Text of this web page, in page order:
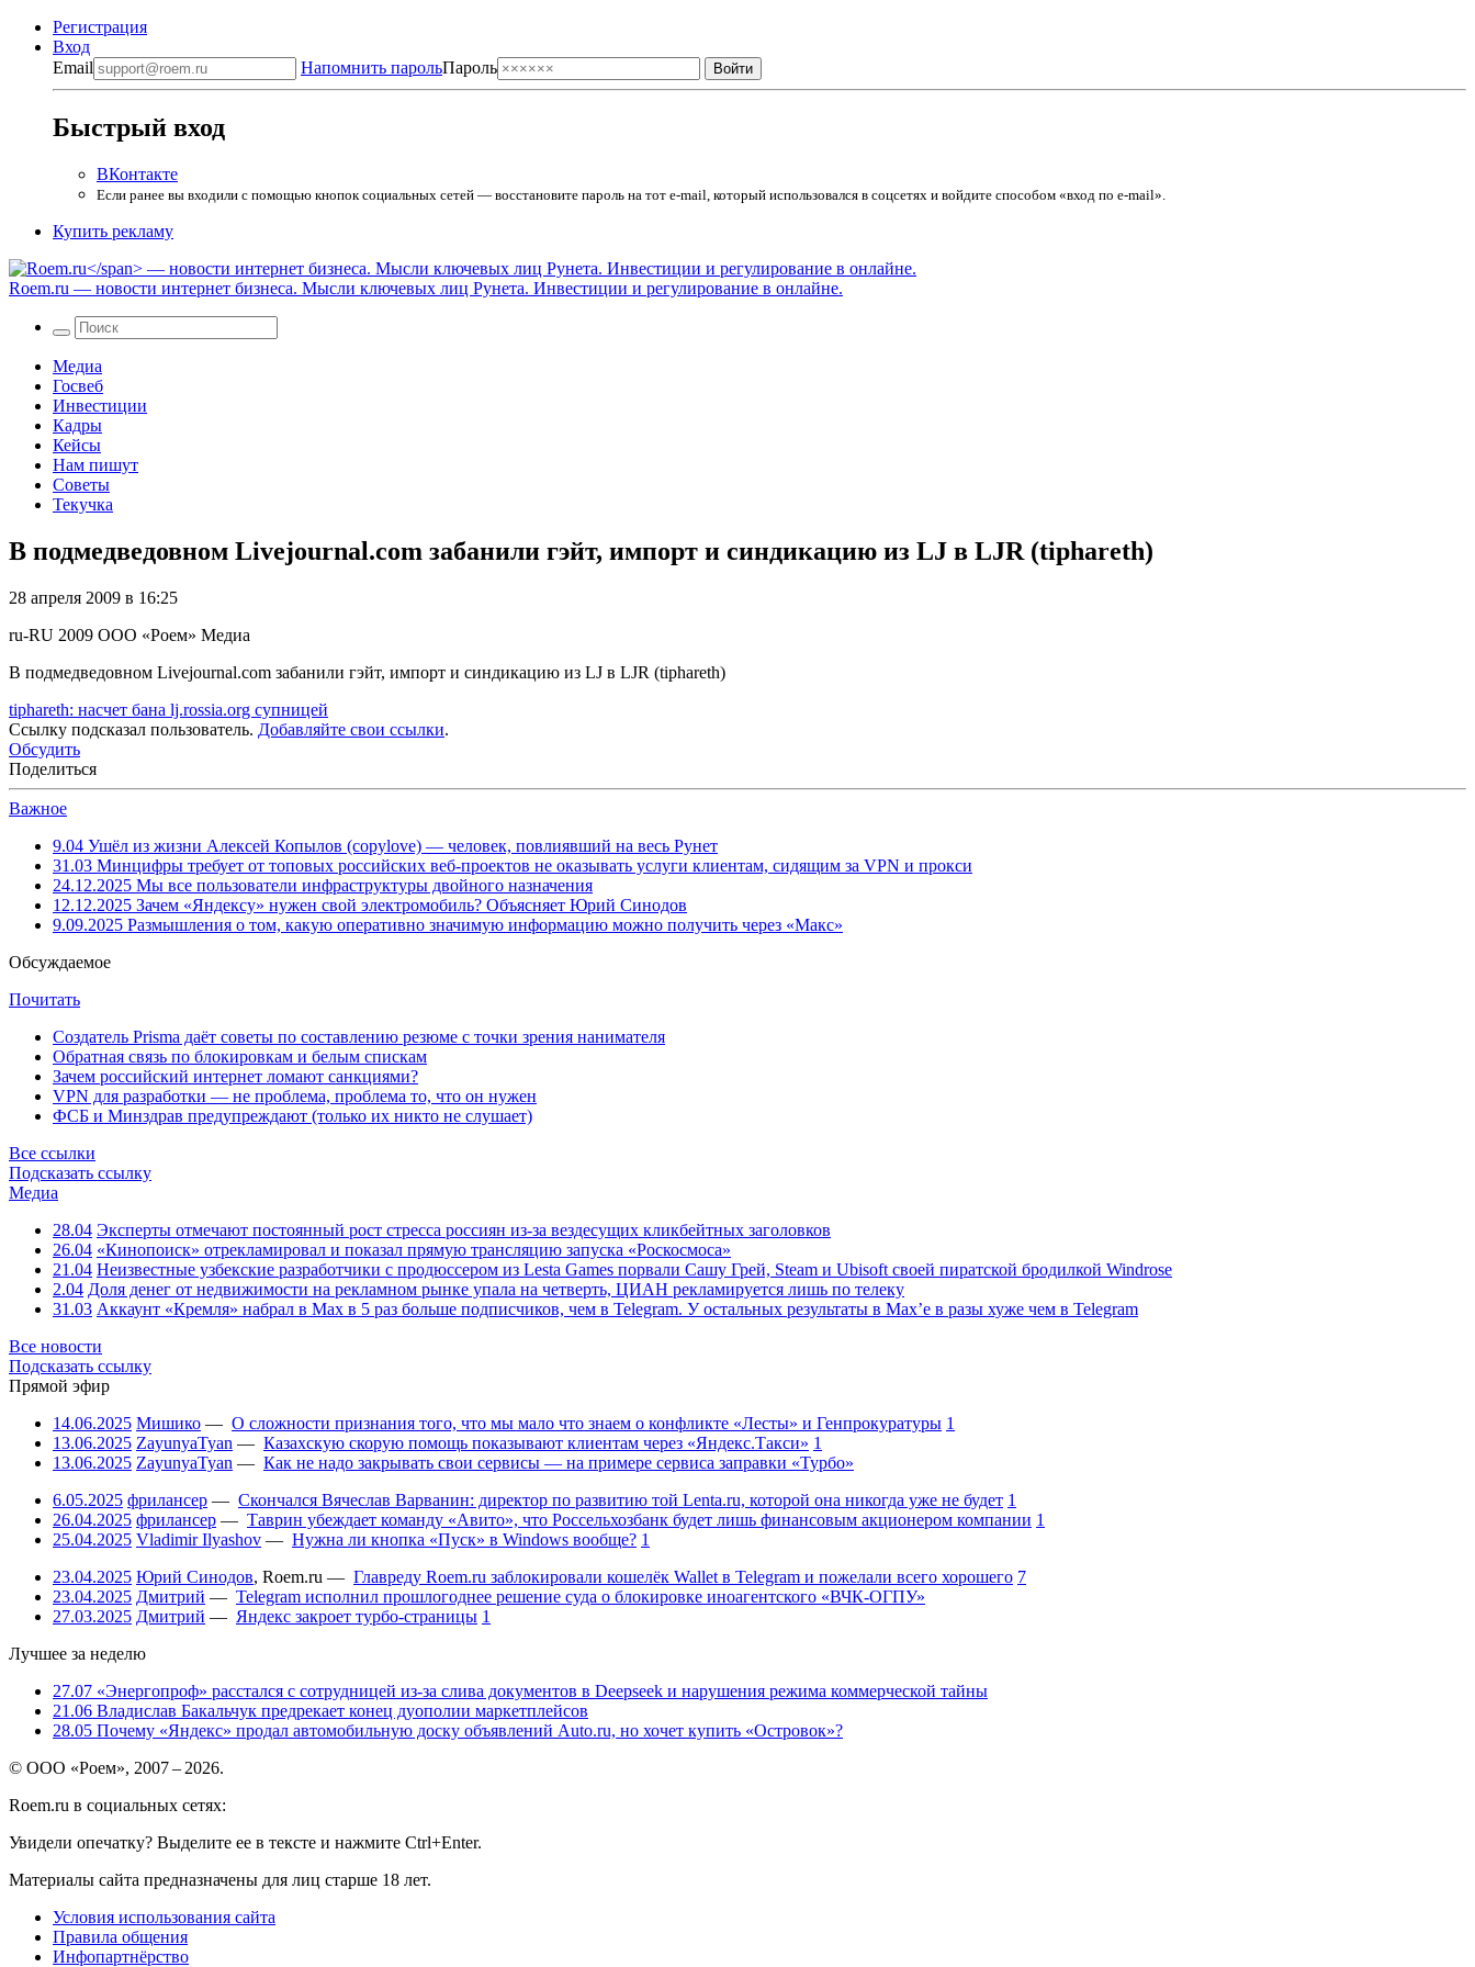
Регистрация
Вход
Email
Напомнить парольПароль
Быстрый вход
ВКонтакте
Если ранее вы входили с помощью кнопок социальных сетей — восстановите пароль на тот e-mail, который использовался в соцсетях и войдите способом «вход по e-mail».
Купить рекламу
Roem.ru — новости интернет бизнеса. Мысли ключевых лиц Рунета. Инвестиции и регулирование в онлайне.
Медиа
Госвеб
Инвестиции
Кадры
Кейсы
Нам пишут
Советы
Текучка
В подмедведовном Livejournal.com забанили гэйт, импорт и синдикацию из LJ в LJR (tiphareth)
28 апреля 2009 в 16:25
ru-RU 2009 ООО «Роем» Медиа
В подмедведовном Livejournal.com забанили гэйт, импорт и синдикацию из LJ в LJR (tiphareth)
tiphareth: насчет бана lj.rossia.org супницей
Ссылку подсказал пользователь. Добавляйте свои ссылки.
Обсудить
Поделиться
Важное
9.04 Ушёл из жизни Алексей Копылов (copylove) — человек, повлиявший на весь Рунет
31.03 Минцифры требует от топовых российских веб-проектов не оказывать услуги клиентам, сидящим за VPN и прокси
24.12.2025 Мы все пользователи инфраструктуры двойного назначения
12.12.2025 Зачем «Яндексу» нужен свой электромобиль? Объясняет Юрий Синодов
9.09.2025 Размышления о том, какую оперативно значимую информацию можно получить через «Макс»
Обсуждаемое
Почитать
Создатель Prisma даёт советы по составлению резюме с точки зрения нанимателя
Обратная связь по блокировкам и белым спискам
Зачем российский интернет ломают санкциями?
VPN для разработки — не проблема, проблема то, что он нужен
ФСБ и Минздрав предупреждают (только их никто не слушает)
Все ссылки
Подсказать ссылку
Медиа
28.04 Эксперты отмечают постоянный рост стресса россиян из-за вездесущих кликбейтных заголовков
26.04 «Кинопоиск» отрекламировал и показал прямую трансляцию запуска «Роскосмоса»
21.04 Неизвестные узбекские разработчики с продюссером из Lesta Games порвали Сашу Грей, Steam и Ubisoft своей пиратской бродилкой Windrose
2.04 Доля денег от недвижимости на рекламном рынке упала на четверть, ЦИАН рекламируется лишь по телеку
31.03 Аккаунт «Кремля» набрал в Max в 5 раз больше подписчиков, чем в Telegram. У остальных результаты в Max’е в разы хуже чем в Telegram
Все новости
Подсказать ссылку
Прямой эфир
14.06.2025 Мишико — О сложности признания того, что мы мало что знаем о конфликте «Лесты» и Генпрокуратуры 1
13.06.2025 ZayunyaTyan — Казахскую скорую помощь показывают клиентам через «Яндекс.Такси» 1
13.06.2025 ZayunyaTyan — Как не надо закрывать свои сервисы — на примере сервиса заправки «Турбо»
6.05.2025 фрилансер — Скончался Вячеслав Варванин: директор по развитию той Lenta.ru, которой она никогда уже не будет 1
26.04.2025 фрилансер — Таврин убеждает команду «Авито», что Россельхозбанк будет лишь финансовым акционером компании 1
25.04.2025 Vladimir Ilyashov — Нужна ли кнопка «Пуск» в Windows вообще? 1
23.04.2025 Юрий Синодов, Roem.ru — Главреду Roem.ru заблокировали кошелёк Wallet в Telegram и пожелали всего хорошего 7
23.04.2025 Дмитрий — Telegram исполнил прошлогоднее решение суда о блокировке иноагентского «ВЧК-ОГПУ»
27.03.2025 Дмитрий — Яндекс закроет турбо-страницы 1
Лучшее за неделю
27.07 «Энергопроф» расстался с сотрудницей из-за слива документов в Deepseek и нарушения режима коммерческой тайны
21.06 Владислав Бакальчук предрекает конец дуополии маркетплейсов
28.05 Почему «Яндекс» продал автомобильную доску объявлений Auto.ru, но хочет купить «Островок»?
© ООО «Роем», 2007 – 2026.
Roem.ru в социальных сетях:
Увидели опечатку? Выделите ее в тексте и нажмите Ctrl+Enter.
Материалы сайта предназначены для лиц старше 18 лет.
Условия использования сайта
Правила общения
Инфопартнёрство